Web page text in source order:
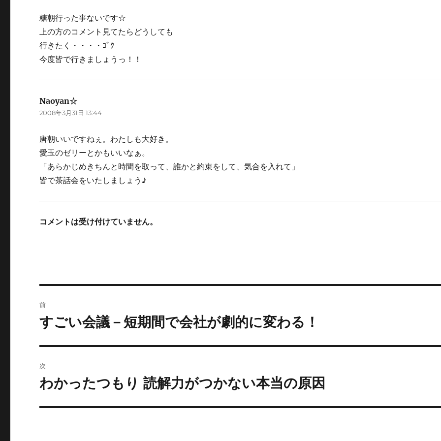
糖朝行った事ないです☆
上の方のコメント見てたらどうしても
行きたく・・・・ｺﾞｸ
今度皆で行きましょうっ！！
Naoyan☆
り:
2008年3月31日 13:44
唐朝いいですねぇ。わたしも大好き。
愛玉のゼリーとかもいいなぁ。
「あらかじめきちんと時間を取って、誰かと約束をして、気合を入れて」
皆で茶話会をいたしましょう♪
コメントは受け付けていません。
稿
ゲ
前
前
投
稿:
すごい会議－短期間で会社が劇的に変わる！
次
次
投
わかったつもり 読解力がつかない本当の原因